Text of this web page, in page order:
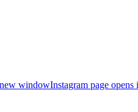
windowInstagram page